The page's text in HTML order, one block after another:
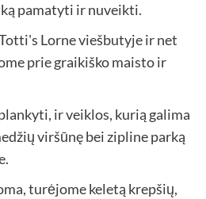
pamatyti ir nuveikti.
Lorne viešbutyje ir net
prie graikiško maisto ir
ir veiklos, kurią galima
viršūnę bei zipline parką
turėjome keletą krepšių,